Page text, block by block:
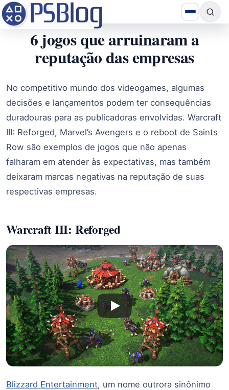
6 jogos que arruinaram a
reputação das empresas
No competitivo mundo dos videogames, algumas
decisões e lançamentos podem ter consequências
duradouras para as publicadoras envolvidas. Warcraft
III: Reforged, Marvel’s Avengers e o reboot de Saints
Row são exemplos de jogos que não apenas
falharam em atender às expectativas, mas também
deixaram marcas negativas na reputação de suas
respectivas empresas.
Warcraft III: Reforged
Blizzard Entertainment, um nome outrora sinônimo